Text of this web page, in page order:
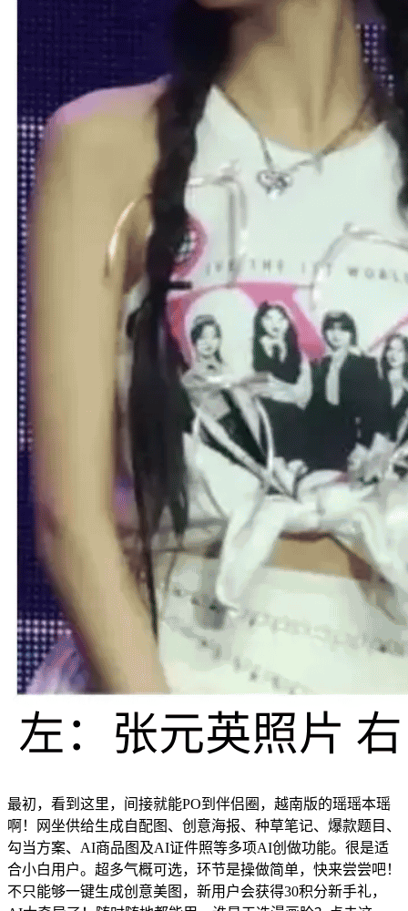
最初，看到这里，间接就能PO到伴侣圈，越南版的瑶瑶本瑶
啊！网坐供给生成自配图、创意海报、种草笔记、爆款题目、
勾当方案、AI商品图及AI证件照等多项AI创做功能。很是适
合小白用户。超多气概可选，环节是操做简单，快来尝尝吧！
不只能够一键生成创意美图，新用户会获得30积分新手礼，